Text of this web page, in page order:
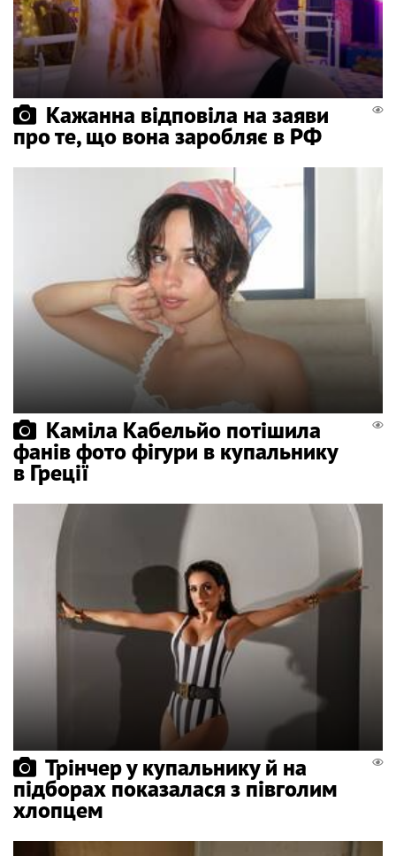
Кажанна відповіла на заяви
про те, що вона заробляє в РФ
Каміла Кабельйо потішила
фанів фото фігури в купальнику
в Греції
Трінчер у купальнику й на
підборах показалася з півголим
хлопцем